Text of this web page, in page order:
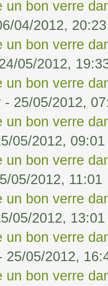
un bon verre
04/2012, 20:23
un bon verre
05/2012,
un bon verre
- 25/05/2012,
un bon verre
05/2012, 09:01
un bon verre
05/2012, 11:01
un bon verre
05/2012, 13:01
un bon verre
25/05/2012,
un bon verre